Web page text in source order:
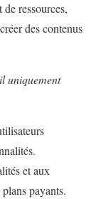
ressources,
des contenus
uniquement
et aux
payants.